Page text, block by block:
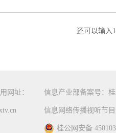
还可以输入
网址： 信息产业部备案号：桂
信息网络传播视听节
桂公网安备